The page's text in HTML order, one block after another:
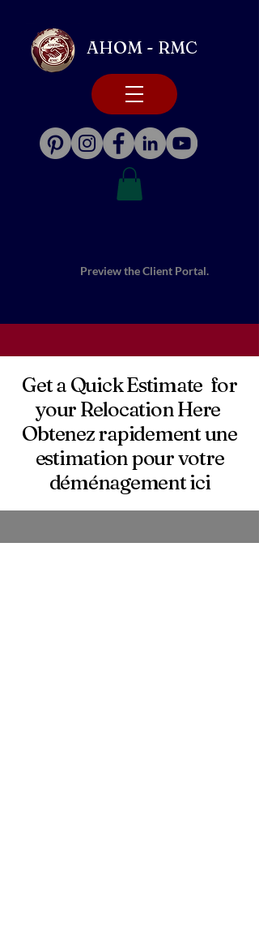
AHOM - RMC
Preview the Client Portal.
Get a Quick Estimate for
your Relocation Here
Obtenez rapidement une
estimation pour votre
déménagement ici